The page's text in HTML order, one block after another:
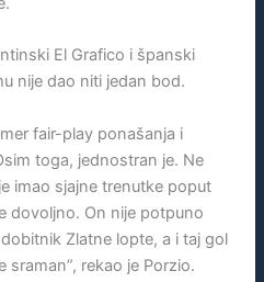
El Grafico i španski
nije dao niti jedan bod.
fair-play ponašanja i
toga, jednostran je. Ne
imao sjajne trenutke poput
dovoljno. On nije potpuno
Zlatne lopte, a i taj gol
sraman”, rekao je Porzio.